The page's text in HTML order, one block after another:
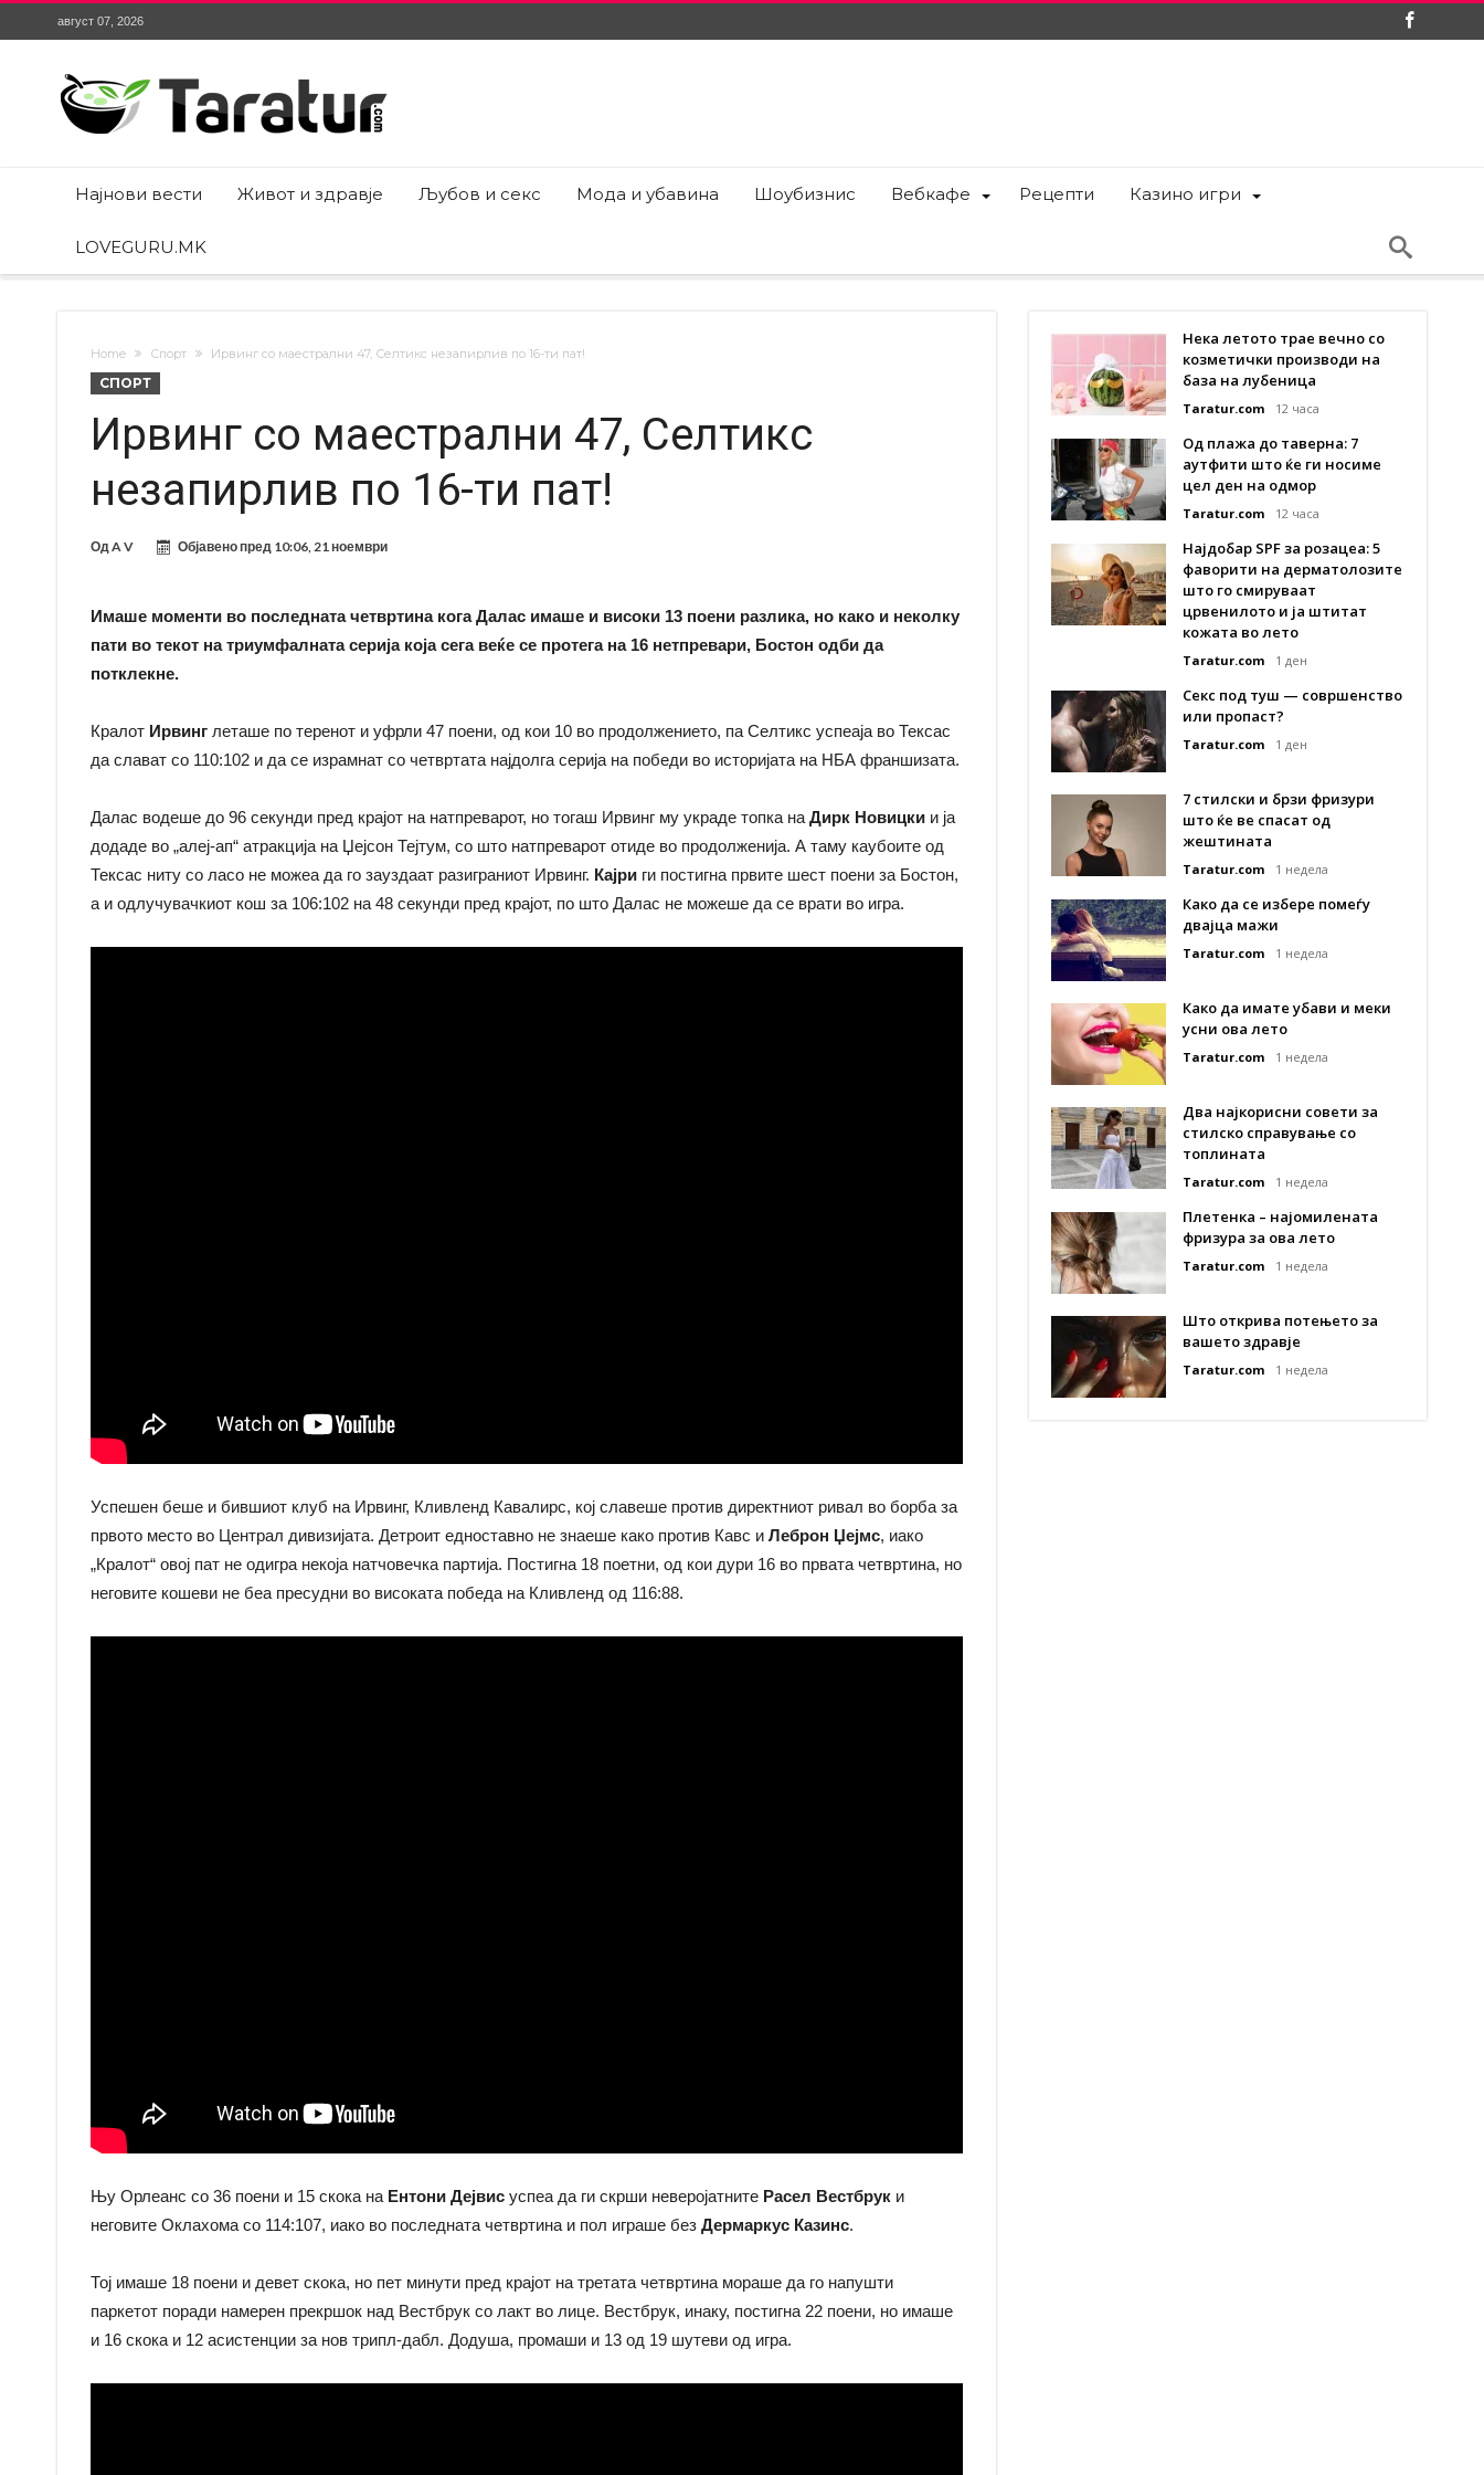
август 07, 2026
Најнови вести Живот и здравје Љубов и секс Мода и убавина Шоубизнис Вебкафе Рецепти Казино игри
LOVEGURU.MK
Home Спорт Ирвинг со маестрални 47, Селтикс незапирлив по 16-ти пат!
СПОРТ
Ирвинг со маестрални 47, Селтикс
незапирлив по 16-ти пат!
ОдA V Објавено пред 10:06, 21 ноември
Имаше моменти во последната четвртина кога Далас имаше и високи 13 поени разлика, но како и неколку
пати во текот на триумфалната серија која сега веќе се протега на 16 нетпревари, Бостон одби да
потклекне.
Кралот Ирвинг леташе по теренот и уфрли 47 поени, од кои 10 во продолжението, па Селтикс успеаја во Тексас
да слават со 110:102 и да се израмнат со четвртата најдолга серија на победи во историјата на НБА франшизата.
Далас водеше до 96 секунди пред крајот на натпреварот, но тогаш Ирвинг му украде топка на Дирк Новицки и ја
додаде во „алеј-ап“ атракција на Џејсон Тејтум, со што натпреварот отиде во продолженија. А таму каубоите од
Тексас ниту со ласо не можеа да го зауздаат разиграниот Ирвинг. Кајри ги постигна првите шест поени за Бостон,
а и одлучувачкиот кош за 106:102 на 48 секунди пред крајот, по што Далас не можеше да се врати во игра.
Успешен беше и бившиот клуб на Ирвинг, Кливленд Кавалирс, кој славеше против директниот ривал во борба за
првото место во Централ дивизијата. Детроит едноставно не знаеше како против Кавс и Леброн Џејмс, иако
„Кралот“ овој пат не одигра некоја натчовечка партија. Постигна 18 поетни, од кои дури 16 во првата четвртина, но
неговите кошеви не беа пресудни во високата победа на Кливленд од 116:88.
Њу Орлеанс со 36 поени и 15 скока на Ентони Дејвис успеа да ги скрши неверојатните Расел Вестбрук и
неговите Оклахома со 114:107, иако во последната четвртина и пол играше без Дермаркус Казинс.
Тој имаше 18 поени и девет скока, но пет минути пред крајот на третата четвртина мораше да го напушти
паркетот поради намерен прекршок над Вестбрук со лакт во лице. Вестбрук, инаку, постигна 22 поени, но имаше
и 16 скока и 12 асистенции за нов трипл-дабл. Додуша, промаши и 13 од 19 шутеви од игра.
Нека летото трае вечно со
козметички производи на
база на лубеница
Taratur.com 12 часа
Од плажа до таверна: 7
аутфити што ќе ги носиме
цел ден на одмор
Taratur.com 12 часа
Најдобар SPF за розацеа: 5
фаворити на дерматолозите
што го смируваат
црвенилото и ја штитат
кожата во лето
Taratur.com 1 ден
Секс под туш — совршенство
или пропаст?
Taratur.com 1 ден
7 стилски и брзи фризури
што ќе ве спасат од
жештината
Taratur.com 1 недела
Како да се избере помеѓу
двајца мажи
Taratur.com 1 недела
Како да имате убави и меки
усни ова лето
Taratur.com 1 недела
Два најкорисни совети за
стилско справување со
топлината
Taratur.com 1 недела
Плетенка – најомилената
фризура за ова лето
Taratur.com 1 недела
Што открива потењето за
вашето здравје
Taratur.com 1 недела